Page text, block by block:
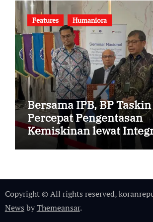
Features Humaniora
Bersama IPB, BP Taskin
Percepat Pengentasan
Kemiskinan lewat
DTSEN dan Data Desa
Copyright © All rights reserved,
News byThemeansar.